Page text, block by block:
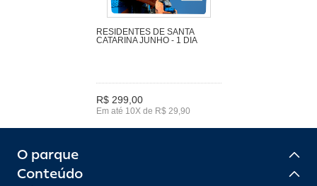
RESIDENTES DE SANTA
CATARINA JUNHO - 1 DIA
R$ 299,00
Em até 10X de R$ 29,90
O parque
Conteúdo